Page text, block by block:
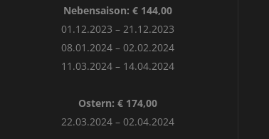
Nebensaison: € 144,00
01.12.2023 – 21.12.2023
08.01.2024 – 02.02.2024
11.03.2024 – 14.04.2024
Ostern: € 174,00
22.03.2024 – 02.04.2024